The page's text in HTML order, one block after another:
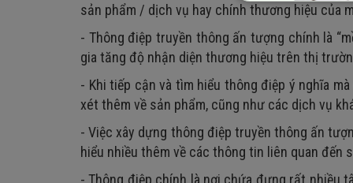
sản phẩm / dịch vụ hay chính thương hiệu của
- Thông điệp truyền thông ấn tượng chính là
gia tăng độ nhận diện thương hiệu trên thị
- Khi tiếp cận và tìm hiểu thông điệp ý nghĩa
xét thêm về sản phẩm, cũng như các dịch vụ
- Việc xây dựng thông điệp truyền thông ấn
hiểu nhiều thêm về các thông tin liên quan đến
- Thông điệp chính là nơi chứa đựng rất nhiều